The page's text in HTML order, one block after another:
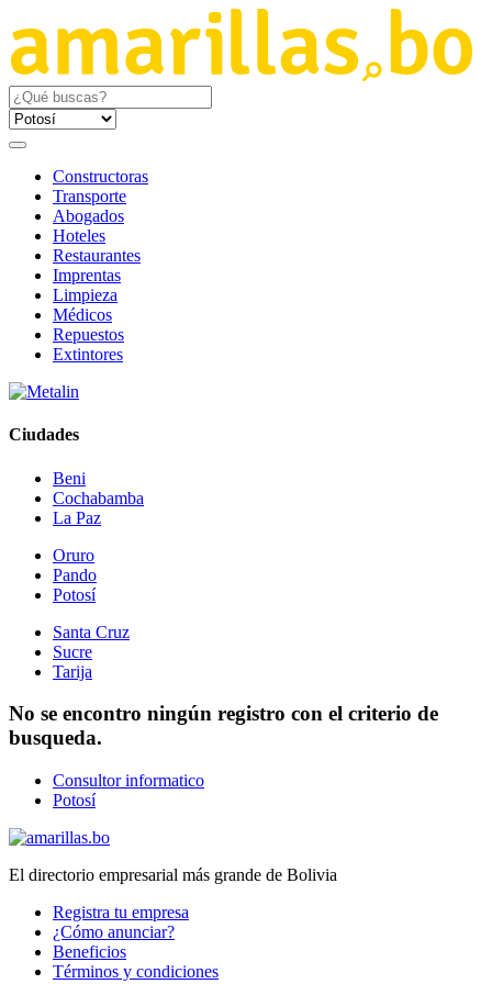
Constructoras
Transporte
Abogados
Hoteles
Restaurantes
Imprentas
Limpieza
Médicos
Repuestos
Extintores
Ciudades
Beni
Cochabamba
La Paz
Oruro
Pando
Potosí
Santa Cruz
Sucre
Tarija
No se encontro ningún registro con el criterio de
busqueda.
Consultor informatico
Potosí
El directorio empresarial más grande de Bolivia
Registra tu empresa
¿Cómo anunciar?
Beneficios
Términos y condiciones